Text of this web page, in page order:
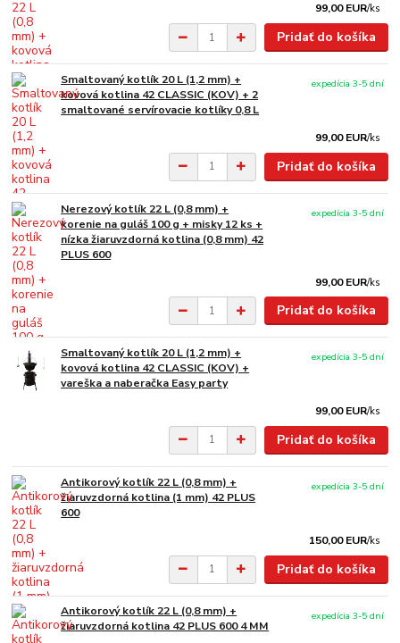
99,00 EUR/ks
Pridať do košíka
Smaltovaný kotlík 20 L (1,2 mm) +
kovová kotlina 42 CLASSIC (KOV) + 2
smaltované servírovacie kotlíky 0,8 L
99,00 EUR/ks
expedícia 3-5 dní
Pridať do košíka
Nerezový kotlík 22 L (0,8 mm) +
korenie na guláš 100 g + misky 12 ks +
nízka žiaruvzdorná kotlina (0,8 mm) 42
PLUS 600
99,00 EUR/ks
expedícia 3-5 dní
Pridať do košíka
Smaltovaný kotlík 20 L (1,2 mm) +
kovová kotlina 42 CLASSIC (KOV) +
vareška a naberačka Easy party
99,00 EUR/ks
expedícia 3-5 dní
Pridať do košíka
Antikorový kotlík 22 L (0,8 mm) +
žiaruvzdorná kotlina (1 mm) 42 PLUS
600
150,00 EUR/ks
expedícia 3-5 dní
Pridať do košíka
Antikorový kotlík 22 L (0,8 mm) +
žiaruvzdorná kotlina 42 PLUS 600 4 MM
expedícia 3-5 dní